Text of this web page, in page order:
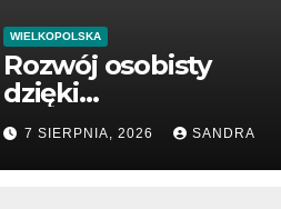
WIELKOPOLSKA
Rozwój osobisty
dzięki
wartościowym
publikacjom
7 SIERPNIA, 2026 SANDRA